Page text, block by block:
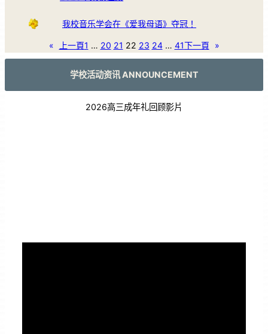
我校音乐学会在《爱我母语》夺冠！
« 上一頁1 … 20 21 22 23 24 … 41下一頁 »
学校活动资讯 ANNOUNCEMENT
2026高三成年礼回顾影片